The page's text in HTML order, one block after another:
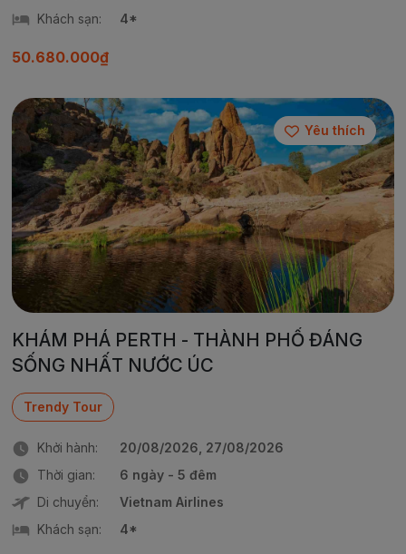
Khách sạn:
4*
50.680.000₫
Yêu thích
KHÁM PHÁ PERTH - THÀNH PHỐ ĐÁNG
SỐNG NHẤT NƯỚC ÚC
Trendy Tour
Khởi hành:
20/08/2026, 27/08/2026
Thời gian:
6 ngày - 5 đêm
Di chuyển:
Vietnam Airlines
Khách sạn:
4*